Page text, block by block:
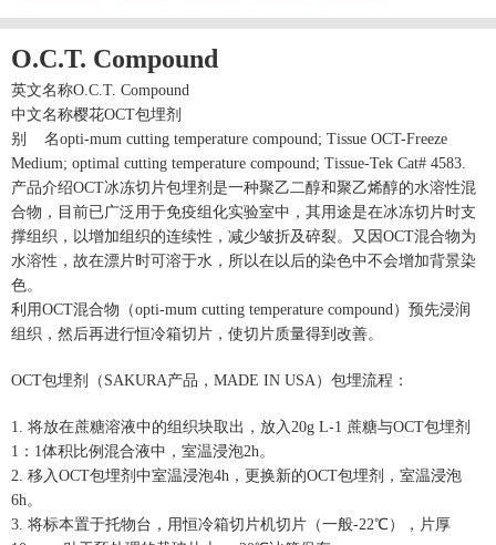
O.C.T. Compound
英文名称O.C.T. Compound
中文名称樱花OCT包埋剂
别 名opti-mum cutting temperature compound; Tissue OCT-Freeze
Medium; optimal cutting temperature compound; Tissue-Tek Cat# 4583.
产品介绍OCT冰冻切片包埋剂是一种聚乙二醇和聚乙烯醇的水溶性混
合物，目前已广泛用于免疫组化实验室中，其用途是在冰冻切片时支
撑组织，以增加组织的连续性，减少皱折及碎裂。又因OCT混合物为
水溶性，故在漂片时可溶于水，所以在以后的染色中不会增加背景染
色。
利用OCT混合物（opti-mum cutting temperature compound）预先浸润
组织，然后再进行恒冷箱切片，使切片质量得到改善。
OCT包埋剂（SAKURA产品，MADE IN USA）包埋流程：
1. 将放在蔗糖溶液中的组织块取出，放入20g L-1 蔗糖与OCT包埋剂
1：1体积比例混合液中，室温浸泡2h。
2. 移入OCT包埋剂中室温浸泡4h，更换新的OCT包埋剂，室温浸泡
6h。
3. 将标本置于托物台，用恒冷箱切片机切片（一般-22℃），片厚